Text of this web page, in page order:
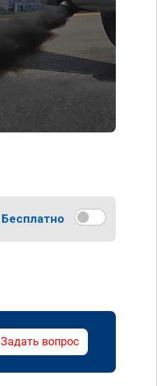
Бесплатно
Задать вопрос